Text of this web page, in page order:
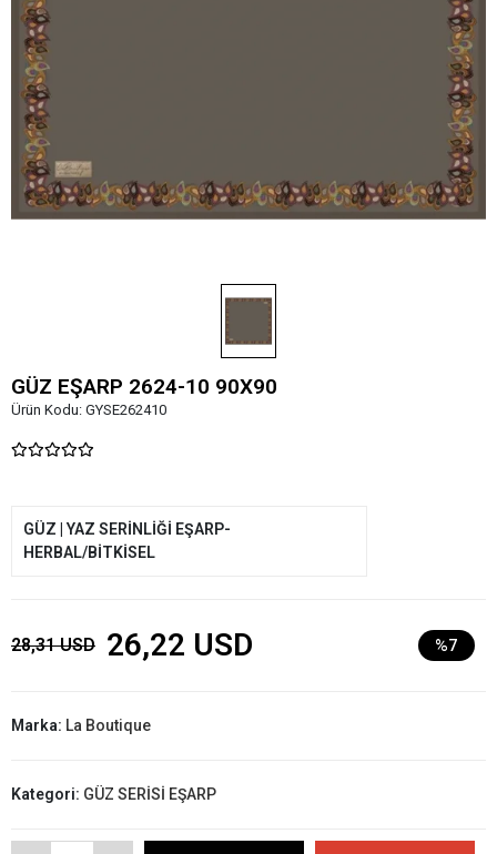
GÜZ EŞARP 2624-10 90X90
Ürün Kodu: GYSE262410
GÜZ | YAZ SERİNLİĞİ EŞARP-
HERBAL/BİTKİSEL
28,31 USD 26,22 USD %7
Marka: La Boutique
Kategori: GÜZ SERİSİ EŞARP